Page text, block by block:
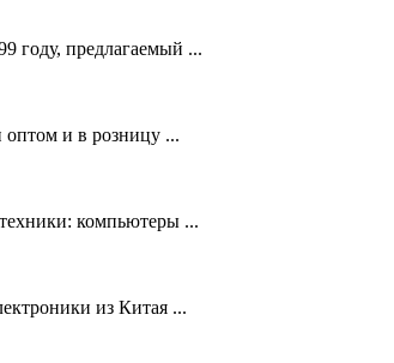
году, предлагаемый ...
оптом и в розницу ...
компьютеры ...
из Китая ...